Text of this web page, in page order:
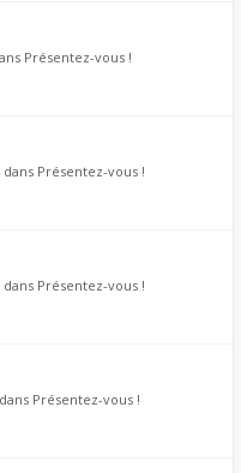
Présentez-vous !
dans Présentez-vous !
dans Présentez-vous !
Présentez-vous !